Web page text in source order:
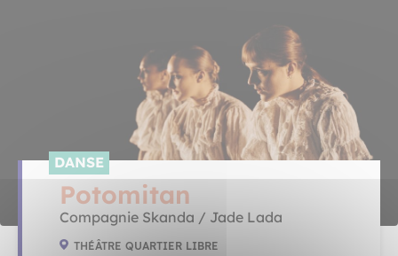
DANSE
Potomitan
Compagnie Skanda / Jade Lada
THÉÂTRE QUARTIER LIBRE